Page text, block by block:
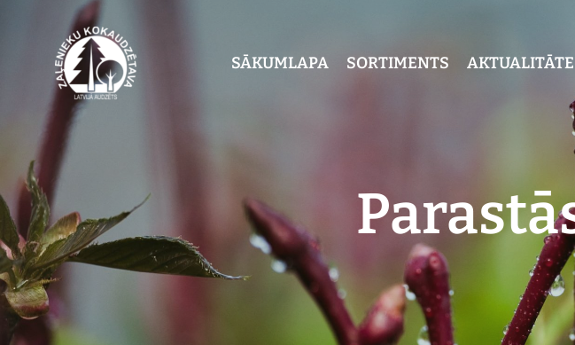
SĀKUMLAPA SORTIMENTS